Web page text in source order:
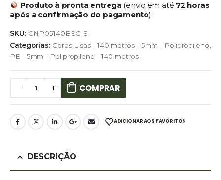
Produto à pronta entrega (envio em até 72 horas
após a confirmação do pagamento).
SKU: CNP05140BEG-S
Categorias: Cores Lisas - 140 metros - 5mm - Polipropileno,
PE - 5mm - Polipropileno - 140 metros
COMPRAR
ADICIONAR AOS FAVORITOS
DESCRIÇÃO